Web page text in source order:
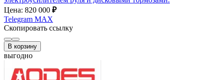
Цена: 820 000 ₽
Telegram MAX
Скопировать ссылку
В корзину
выгодно